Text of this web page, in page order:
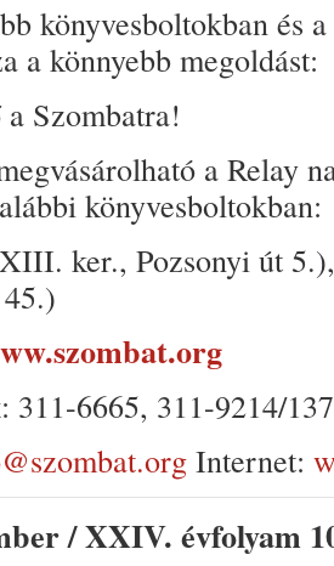
könyvesboltokban és
a könnyebb megoldást:
Szombatra!
a Relay
könyvesboltokban:
ker., Pozsonyi út
: 311-6665, 311-9214/
Internet:
/ XXIV. évfolyam